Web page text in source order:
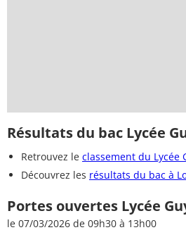
Résultats du bac Lycée
Retrouvez le classement du Lycée
Découvrez les résultats du bac à
Portes ouvertes Lycée
le 07/03/2026 de 09h30 à 13h00